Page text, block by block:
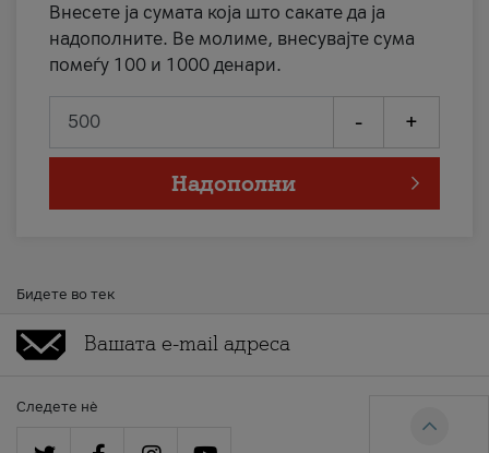
Внесете ја сумата која што сакате да ја
надополните. Ве молиме, внесувајте сума
помеѓу 100 и 1000 денари.
- +
Надополни
Бидете во тек
Следете нè